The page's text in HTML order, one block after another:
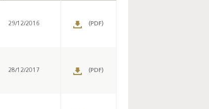
29/12/2016 (PDF)
28/12/2017 (PDF)